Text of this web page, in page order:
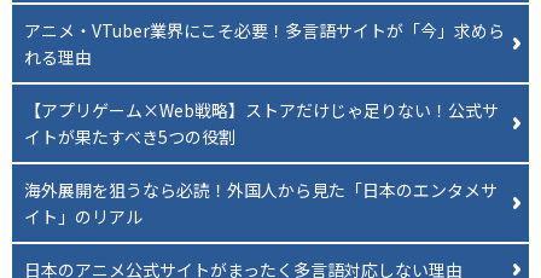
アニメ・VTuber業界にこそ必要！多言語サイトが「今」求めら
れる理由
【アプリゲーム×Web戦略】ストアだけじゃ足りない！公式サ
イトが果たすべき5つの役割
海外展開を狙うなら必読！外国人から見た「日本のエンタメサ
イト」のリアル
日本のアニメ公式サイトがまったく多言語対応しない理由